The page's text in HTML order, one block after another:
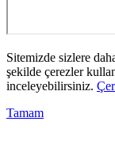
Sitemizde sizlere
şekilde çerezler
inceleyebilirsiniz.
Tamam